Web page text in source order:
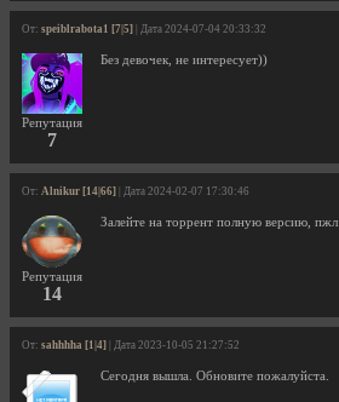
От: speiblrabota1 [7|5] | Дата 2024-07-04 20:33:32
Репутация
7
Без девочек, не интересует))
От: Alnikur [14|66] | Дата 2024-02-07 17:30:46
Репутация
14
Залейте на торрент полную версию, пжл
От: sahhhha [1|4] | Дата 2023-10-05 21:27:52
Сегодня вышла. Обновите пожалуйста.